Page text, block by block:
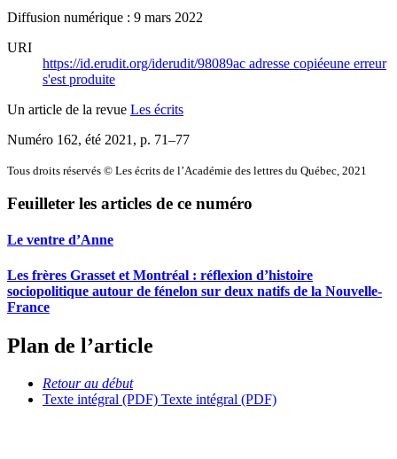
Diffusion numérique : 9 mars 2022
URI
https://id.erudit.org/iderudit/98089ac adresse copiéeune erreur
s'est produite
Un article de la revue Les écrits
Numéro 162, été 2021 , p. 71–77
Tous droits réservés © Les écrits de l’Académie des lettres du Québec, 2021
Feuilleter les articles de ce numéro
Le ventre d’Anne
Les frères Grasset et Montréal : réflexion d’histoire
sociopolitique autour de fénelon sur deux natifs de la Nouvelle-
France
Plan de l’article
Retour au début
Texte intégral (PDF) Texte intégral (PDF)